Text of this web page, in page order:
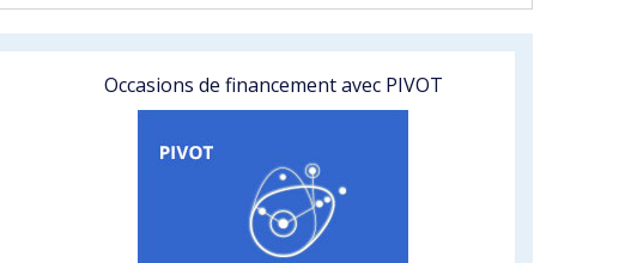
Occasions de financement avec PIVOT